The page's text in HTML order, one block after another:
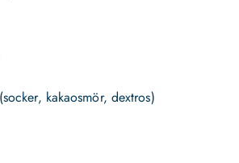
kakaosmör, dextros)